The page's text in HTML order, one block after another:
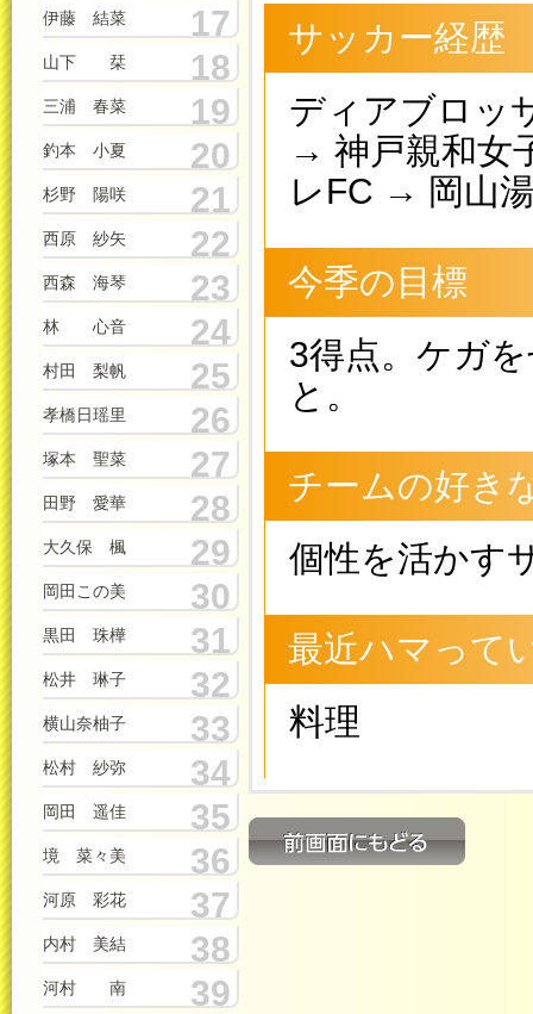
伊藤 結菜 17
山下 栞 18
三浦 春菜 19
釣本 小夏 20
杉野 陽咲 21
西原 紗矢 22
西森 海琴 23
林 心音 24
村田 梨帆 25
孝橋日瑶里 26
塚本 聖菜 27
田野 愛華 28
大久保 楓 29
岡田この美 30
黒田 珠樺 31
松井 琳子 32
横山奈柚子 33
松村 紗弥 34
岡田 遥佳 35
境 菜々美 36
河原 彩花 37
内村 美結 38
河村 南 39
サッカー経歴
ディアブロッ
→ 神戸親和女
レFC → 岡山
今季の目標
3得点。ケガ
と。
チームの好き
個性を活かす
最近ハマって
料理